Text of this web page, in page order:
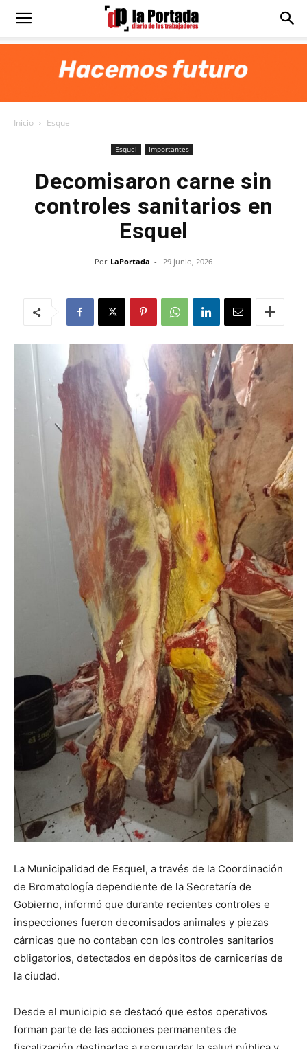
Diario
Inicio Esquel
Esquel Importantes
Decomisaron carne sin
controles sanitarios en
Esquel
Por LaPortada - 29 junio, 2026
La Municipalidad de Esquel, a través de la Coordinación
de Bromatología dependiente de la Secretaría de
Gobierno, informó que durante recientes controles e
inspecciones fueron decomisados animales y piezas
cárnicas que no contaban con los controles sanitarios
obligatorios, detectados en depósitos de carnicerías de
la ciudad.
Desde el municipio se destacó que estos operativos
forman parte de las acciones permanentes de